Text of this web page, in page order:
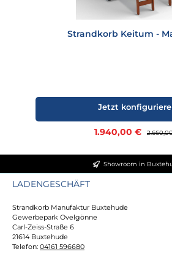
Strandkorb Keitum -
Verkaufspreis:
1.940,00 €
Jetzt
Showroom in
LADENGESCHÄFT
Strandkorb Manufaktur Buxtehude
Gewerbepark Ovelgönne
Carl-Zeiss-Straße 6
21614 Buxtehude
Telefon: 04161 596680